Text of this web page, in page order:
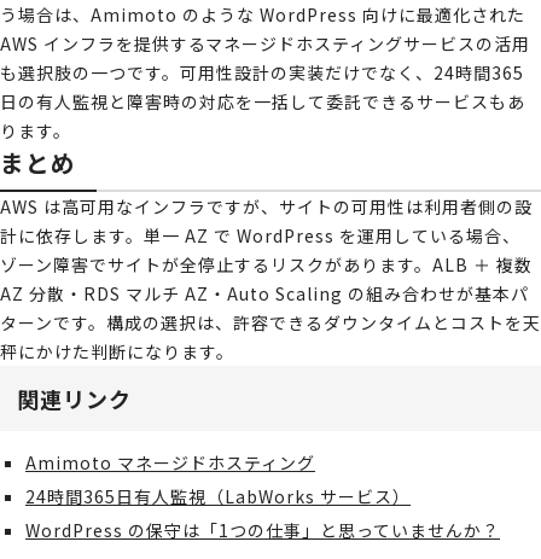
う場合は、Amimoto のような WordPress 向けに最適化された
AWS インフラを提供するマネージドホスティングサービスの活用
も選択肢の一つです。可用性設計の実装だけでなく、24時間365
日の有人監視と障害時の対応を一括して委託できるサービスもあ
ります。
まとめ
AWS は高可用なインフラですが、サイトの可用性は利用者側の設
計に依存します。単一 AZ で WordPress を運用している場合、
ゾーン障害でサイトが全停止するリスクがあります。ALB ＋ 複数
AZ 分散・RDS マルチ AZ・Auto Scaling の組み合わせが基本パ
ターンです。構成の選択は、許容できるダウンタイムとコストを天
秤にかけた判断になります。
関連リンク
Amimoto マネージドホスティング
24時間365日有人監視（LabWorks サービス）
WordPress の保守は「1つの仕事」と思っていませんか？